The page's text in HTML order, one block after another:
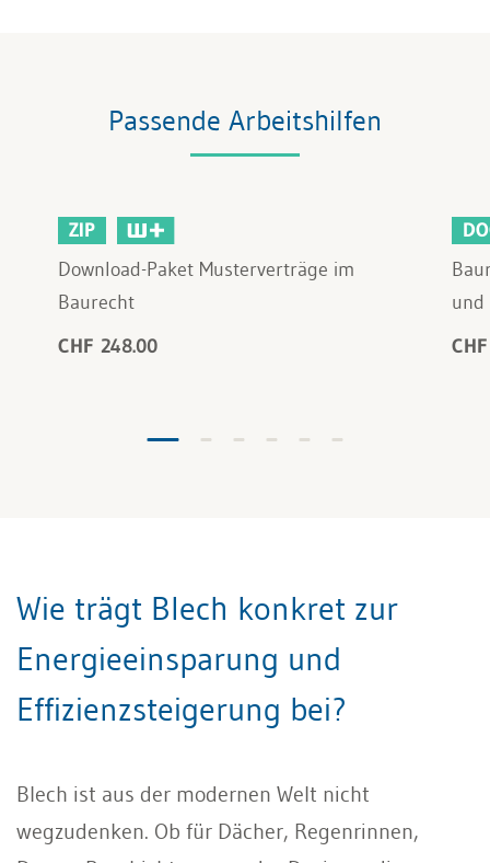
Passende Arbeitshilfen
ZIP
Download-Paket Musterverträge im
Baurecht
CHF 248.00
und
Wie trägt Blech konkret zur
Energieeinsparung und
Effizienzsteigerung bei?
Blech ist aus der modernen Welt nicht
wegzudenken. Ob für Dächer, Regenrinnen,